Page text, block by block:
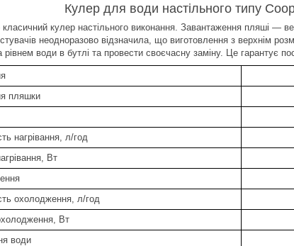
Кулер для води настільного типу
кулер настільного виконання. Завантаження пляші —
неодноразово відзначила, що виготовлення з верхнім
рівнем води в бутлі та провести своєчасну заміну. Це гарантує
пляшки
нагрівання, л/год
Вт
охолодження, л/год
Вт
води